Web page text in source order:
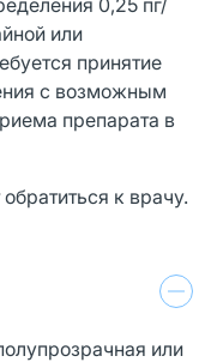
или
принятие
с возможным
препарата в
к врачу.
или